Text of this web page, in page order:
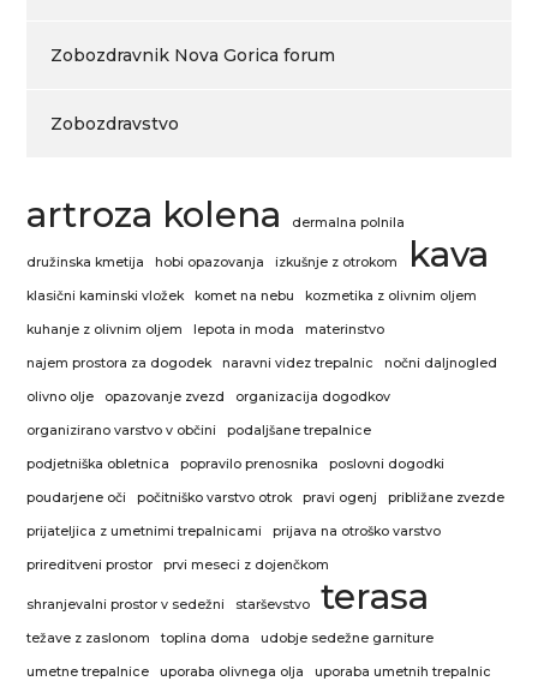
Zobozdravnik Nova Gorica forum
Zobozdravstvo
artroza kolena dermalna polnila
družinska kmetija hobi opazovanja izkušnje z otrokom kava
klasični kaminski vložek komet na nebu kozmetika z olivnim oljem
kuhanje z olivnim oljem lepota in moda materinstvo
najem prostora za dogodek naravni videz trepalnic nočni daljnogled
olivno olje opazovanje zvezd organizacija dogodkov
organizirano varstvo v občini podaljšane trepalnice
podjetniška obletnica popravilo prenosnika poslovni dogodki
poudarjene oči počitniško varstvo otrok pravi ogenj približane zvezde
prijateljica z umetnimi trepalnicami prijava na otroško varstvo
prireditveni prostor prvi meseci z dojenčkom
shranjevalni prostor v sedežni starševstvo terasa
težave z zaslonom toplina doma udobje sedežne garniture
umetne trepalnice uporaba olivnega olja uporaba umetnih trepalnic